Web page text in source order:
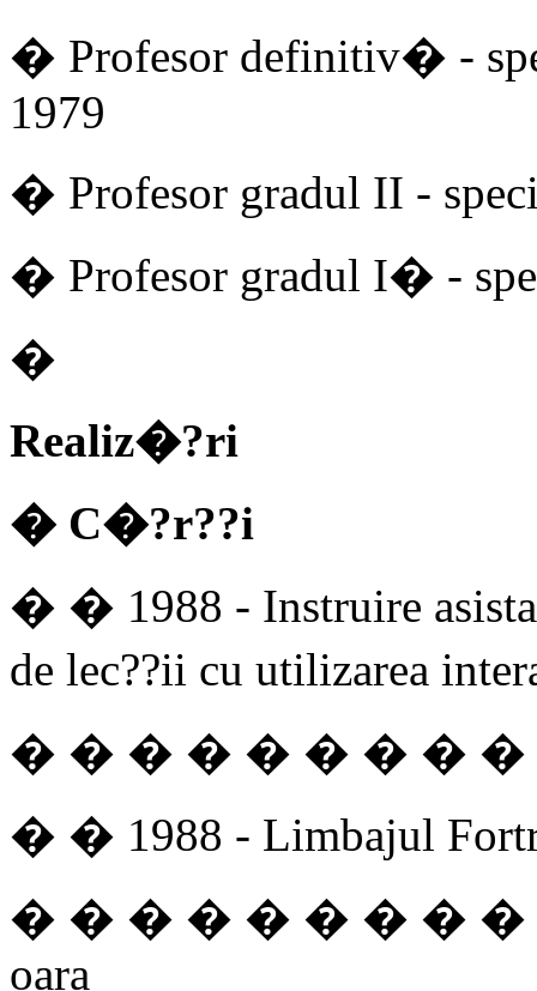
� Profesor definitiv� -
1979
� Profesor gradul II -
� Profesor gradul I� -
�
Realiz�?ri
� C�?r??i
� � 1988 - Instruire
de lec??ii cu utilizarea
� � � � � � � � � �
� � 1988 - Limbajul
� � � � � � � � � �
oara